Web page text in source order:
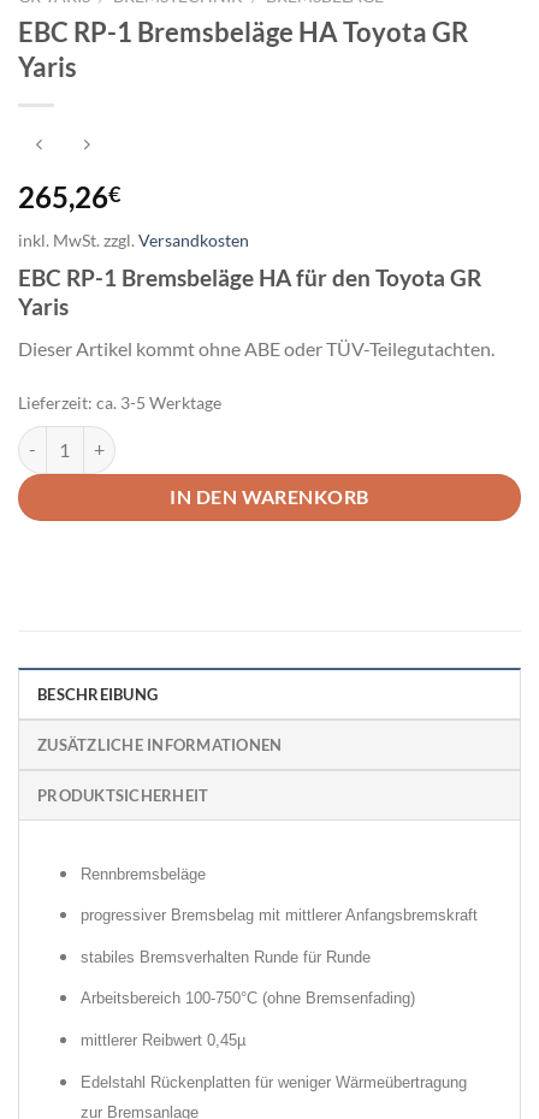
EBC RP-1 Bremsbeläge HA Toyota GR
Yaris
265,26€
inkl. MwSt. zzgl. Versandkosten
EBC RP-1 Bremsbeläge HA für den Toyota GR
Yaris
Dieser Artikel kommt ohne ABE oder TÜV-Teilegutachten.
Lieferzeit: ca. 3-5 Werktage
EBC RP-1 Bremsbeläge HA Toyota GR Yaris Menge
IN DEN WARENKORB
BESCHREIBUNG
ZUSÄTZLICHE INFORMATIONEN
PRODUKTSICHERHEIT
Rennbremsbeläge
progressiver Bremsbelag mit mittlerer Anfangsbremskraft
stabiles Bremsverhalten Runde für Runde
Arbeitsbereich 100-750°C (ohne Bremsenfading)
mittlerer Reibwert 0,45µ
Edelstahl Rückenplatten für weniger Wärmeübertragung
zur Bremsanlage